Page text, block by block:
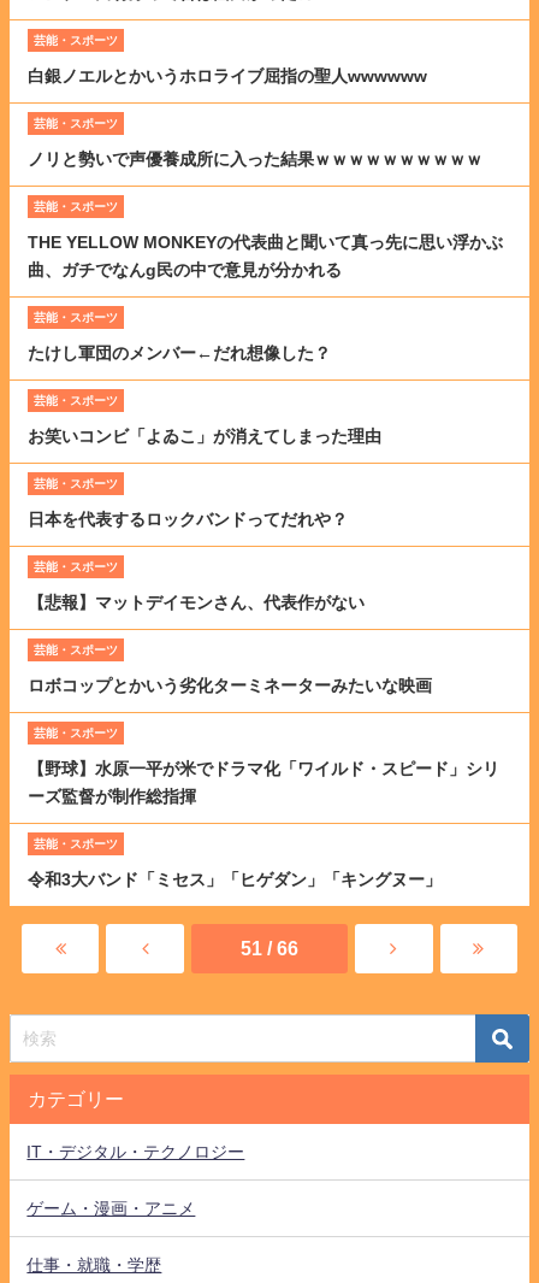
芸能・スポーツ
白銀ノエルとかいうホロライブ屈指の聖人wwwwww
芸能・スポーツ
ノリと勢いで声優養成所に入った結果ｗｗｗｗｗｗｗｗｗｗ
芸能・スポーツ
THE YELLOW MONKEYの代表曲と聞いて真っ先に思い浮かぶ
曲、ガチでなんg民の中で意見が分かれる
芸能・スポーツ
たけし軍団のメンバー←だれ想像した？
芸能・スポーツ
お笑いコンビ「よゐこ」が消えてしまった理由
芸能・スポーツ
日本を代表するロックバンドってだれや？
芸能・スポーツ
【悲報】マットデイモンさん、代表作がない
芸能・スポーツ
ロボコップとかいう劣化ターミネーターみたいな映画
芸能・スポーツ
【野球】水原一平が米でドラマ化「ワイルド・スピード」シリ
ーズ監督が制作総指揮
芸能・スポーツ
令和3大バンド「ミセス」「ヒゲダン」「キングヌー」
51 / 66
カテゴリー
IT・デジタル・テクノロジー
ゲーム・漫画・アニメ
仕事・就職・学歴